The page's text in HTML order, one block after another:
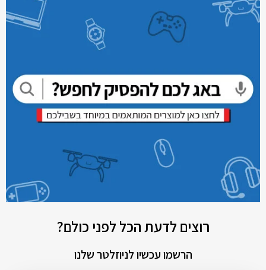
רוצים לדעת הכל לפני כולם?
הרשמו עכשיו לניוזלטר שלנו